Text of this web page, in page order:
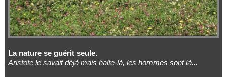
La nature se guérit seule.
Aristote le savait déjà mais halte-là, les hommes sont là...